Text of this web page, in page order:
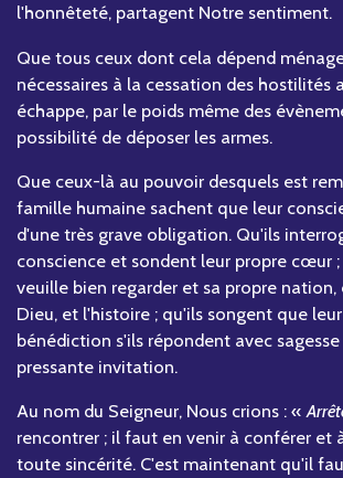
l'honnêteté, partagent Notre sentiment.
Que tous ceux dont cela dépend
nécessaires à la cessation des hostilités
échappe, par le poids même des
possibilité de déposer les armes.
Que ceux-là au pouvoir desquels est
famille humaine sachent que leur
d'une très grave obligation. Qu'ils
conscience et sondent leur propre cœur
veuille bien regarder et sa propre
Dieu, et l'histoire ; qu'ils songent que
bénédiction s'ils répondent avec
pressante invitation.
Au nom du Seigneur, Nous crions : «
rencontrer ; il faut en venir à conférer et
toute sincérité. C'est maintenant qu'il